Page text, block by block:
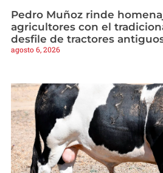
Pedro Muñoz rinde
agricultores con el
desfile de tractores
agosto 6, 2026